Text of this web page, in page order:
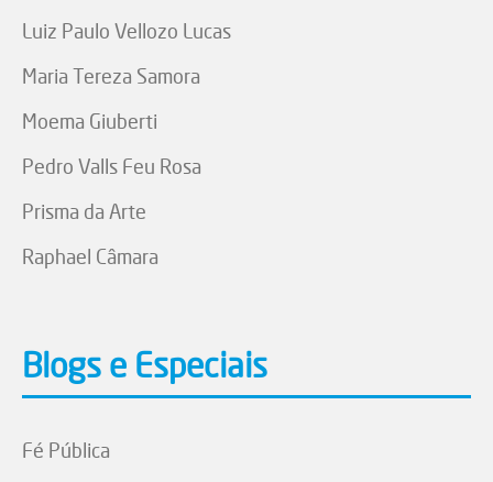
Luiz Paulo Vellozo Lucas
Maria Tereza Samora
Moema Giuberti
Pedro Valls Feu Rosa
Prisma da Arte
Raphael Câmara
Blogs e Especiais
Fé Pública